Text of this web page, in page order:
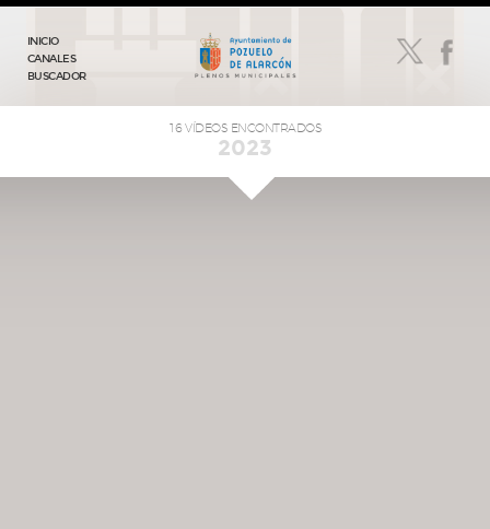
INICIO
CANALES
BUSCADOR
16 VÍDEOS ENCONTRADOS
2023